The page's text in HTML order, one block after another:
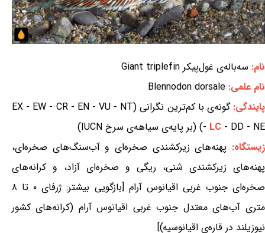
نام: سه‌باله‌ی غول‌پیکر Giant triplefin
نام علمی: Blennodon dorsale
پایندگی:
گونه‌ی با کم‌ترین نگرانی (EX - EW - CR - EN - VU - NT
- LC - DD - NE) (بر پایه‌ی سیاهه‌ی سرخ IUCN)
زیستگاه: پهنه‌های زیرکشندی صخره‌ای و آب‌سنگ‌های صخره‌ای،
پهنه‌های زیرکشندی شنی، ریگی و صخره‌ای آزاد، و کرانه‌های
صخره‌ای جنوب غربی اقیانوس آرام [بازگویی بیشتر: ژرفای ۰ تا ۸
متری آب‌های معتدل جنوب غربی اقیانوس آرام (کرانه‌های کشور
نیوزیلند در قاره‌ی اقیانوسیه)]